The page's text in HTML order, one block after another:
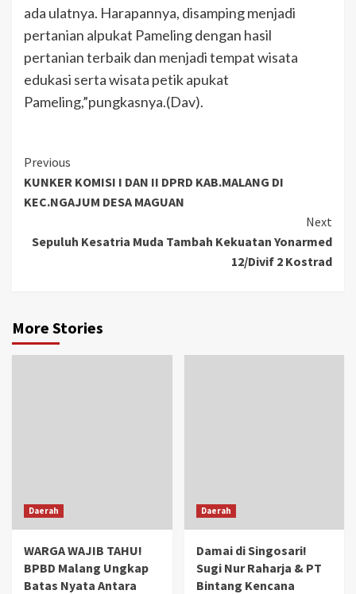
ada ulatnya. Harapannya, disamping menjadi
pertanian alpukat Pameling dengan hasil
pertanian terbaik dan menjadi tempat wisata
edukasi serta wisata petik apukat
Pameling,”pungkasnya.(Dav).
Previous
KUNKER KOMISI I DAN II DPRD KAB.MALANG DI
KEC.NGAJUM DESA MAGUAN
Next
Sepuluh Kesatria Muda Tambah Kekuatan Yonarmed
12/Divif 2 Kostrad
More Stories
Daerah
WARGA WAJIB TAHU!
BPBD Malang Ungkap
Batas Nyata Antara
Daerah
Damai di Singosari!
Sugi Nur Raharja & PT
Bintang Kencana